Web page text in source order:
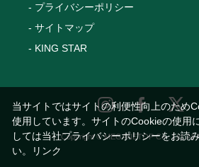
プライバシーポリシー
サイトマップ
KING STAR
Copyright © MEGANETOP Co., Ltd. All
当サイトではサイトの利便性向上のため
使用しています。サイトのCookieの使用
しては当社プライバシーポリシーをお読
い。
リンク